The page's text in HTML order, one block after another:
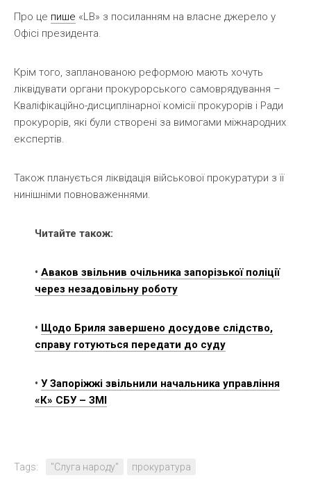
Про це пише «LB» з посиланням на власне джерело у
Офісі президента.
Крім того, запланованою реформою мають хочуть
ліквідувати органи прокурорського самоврядування –
Кваліфікаційно-дисциплінарної комісії прокурорів і Ради
прокурорів, які були створені за вимогами міжнародних
експертів.
Також планується ліквідація військової прокуратури з її
нинішніми повноваженнями.
Читайте також:
• Аваков звільнив очільника запорізької поліції
через незадовільну роботу
• Щодо Бриля завершено досудове слідство,
справу готуються передати до суду
• У Запоріжжі звільнили начальника управління
«К» СБУ – ЗМІ
Tags: "Слуга народу" прокуратура